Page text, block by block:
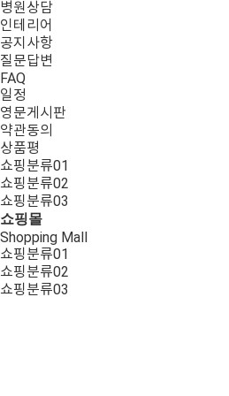
병원상담
인테리어
공지사항
질문답변
FAQ
일정
영문게시판
약관동의
상품평
쇼핑분류01
쇼핑분류02
쇼핑분류03
쇼핑몰
Shopping Mall
쇼핑분류01
쇼핑분류02
쇼핑분류03